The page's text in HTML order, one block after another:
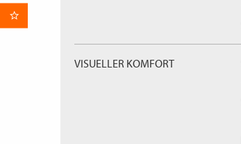
VISUELLER KOMFORT